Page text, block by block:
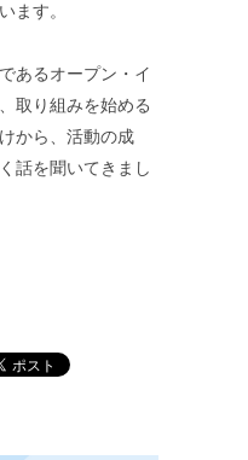
ます。
あるオープン・イ
取り組みを始める
から、活動の成
話を聞いてきまし